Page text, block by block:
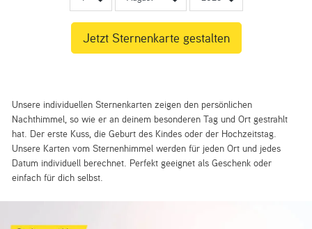
Unsere individuellen Sternenkarten zeigen den persönlichen
Nachthimmel, so wie er an deinem besonderen Tag und Ort gestrahlt
hat. Der erste Kuss, die Geburt des Kindes oder der Hochzeitstag.
Unsere Karten vom Sternenhimmel werden für jeden Ort und jedes
Datum individuell berechnet. Perfekt geeignet als Geschenk oder
einfach für dich selbst.